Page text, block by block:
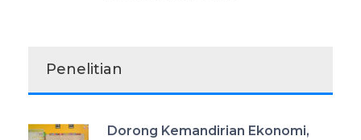
Penelitian
Dorong Kemandirian Ekonomi,